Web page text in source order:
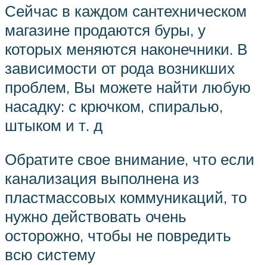
Сейчас в каждом сантехническом
магазине продаются буры, у
которых меняются наконечники. В
зависимости от рода возникших
проблем, Вы можете найти любую
насадку: с крючком, спиралью,
штыком и т. д
Обратите свое внимание, что если
канализация выполнена из
пластмассовых коммуникаций, то
нужно действовать очень
осторожно, чтобы не повредить
всю систему